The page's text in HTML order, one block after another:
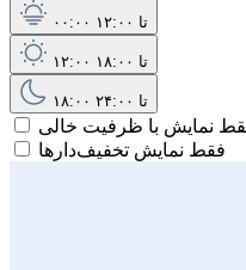
۰۰:۰۰ تا ۱۲:۰۰
۱۲:۰۰ تا ۱۸:۰۰
۱۸:۰۰ تا ۲۴:۰۰
نمایش با ظرفیت خالی
فقط نمایش تخفیف‌دارها